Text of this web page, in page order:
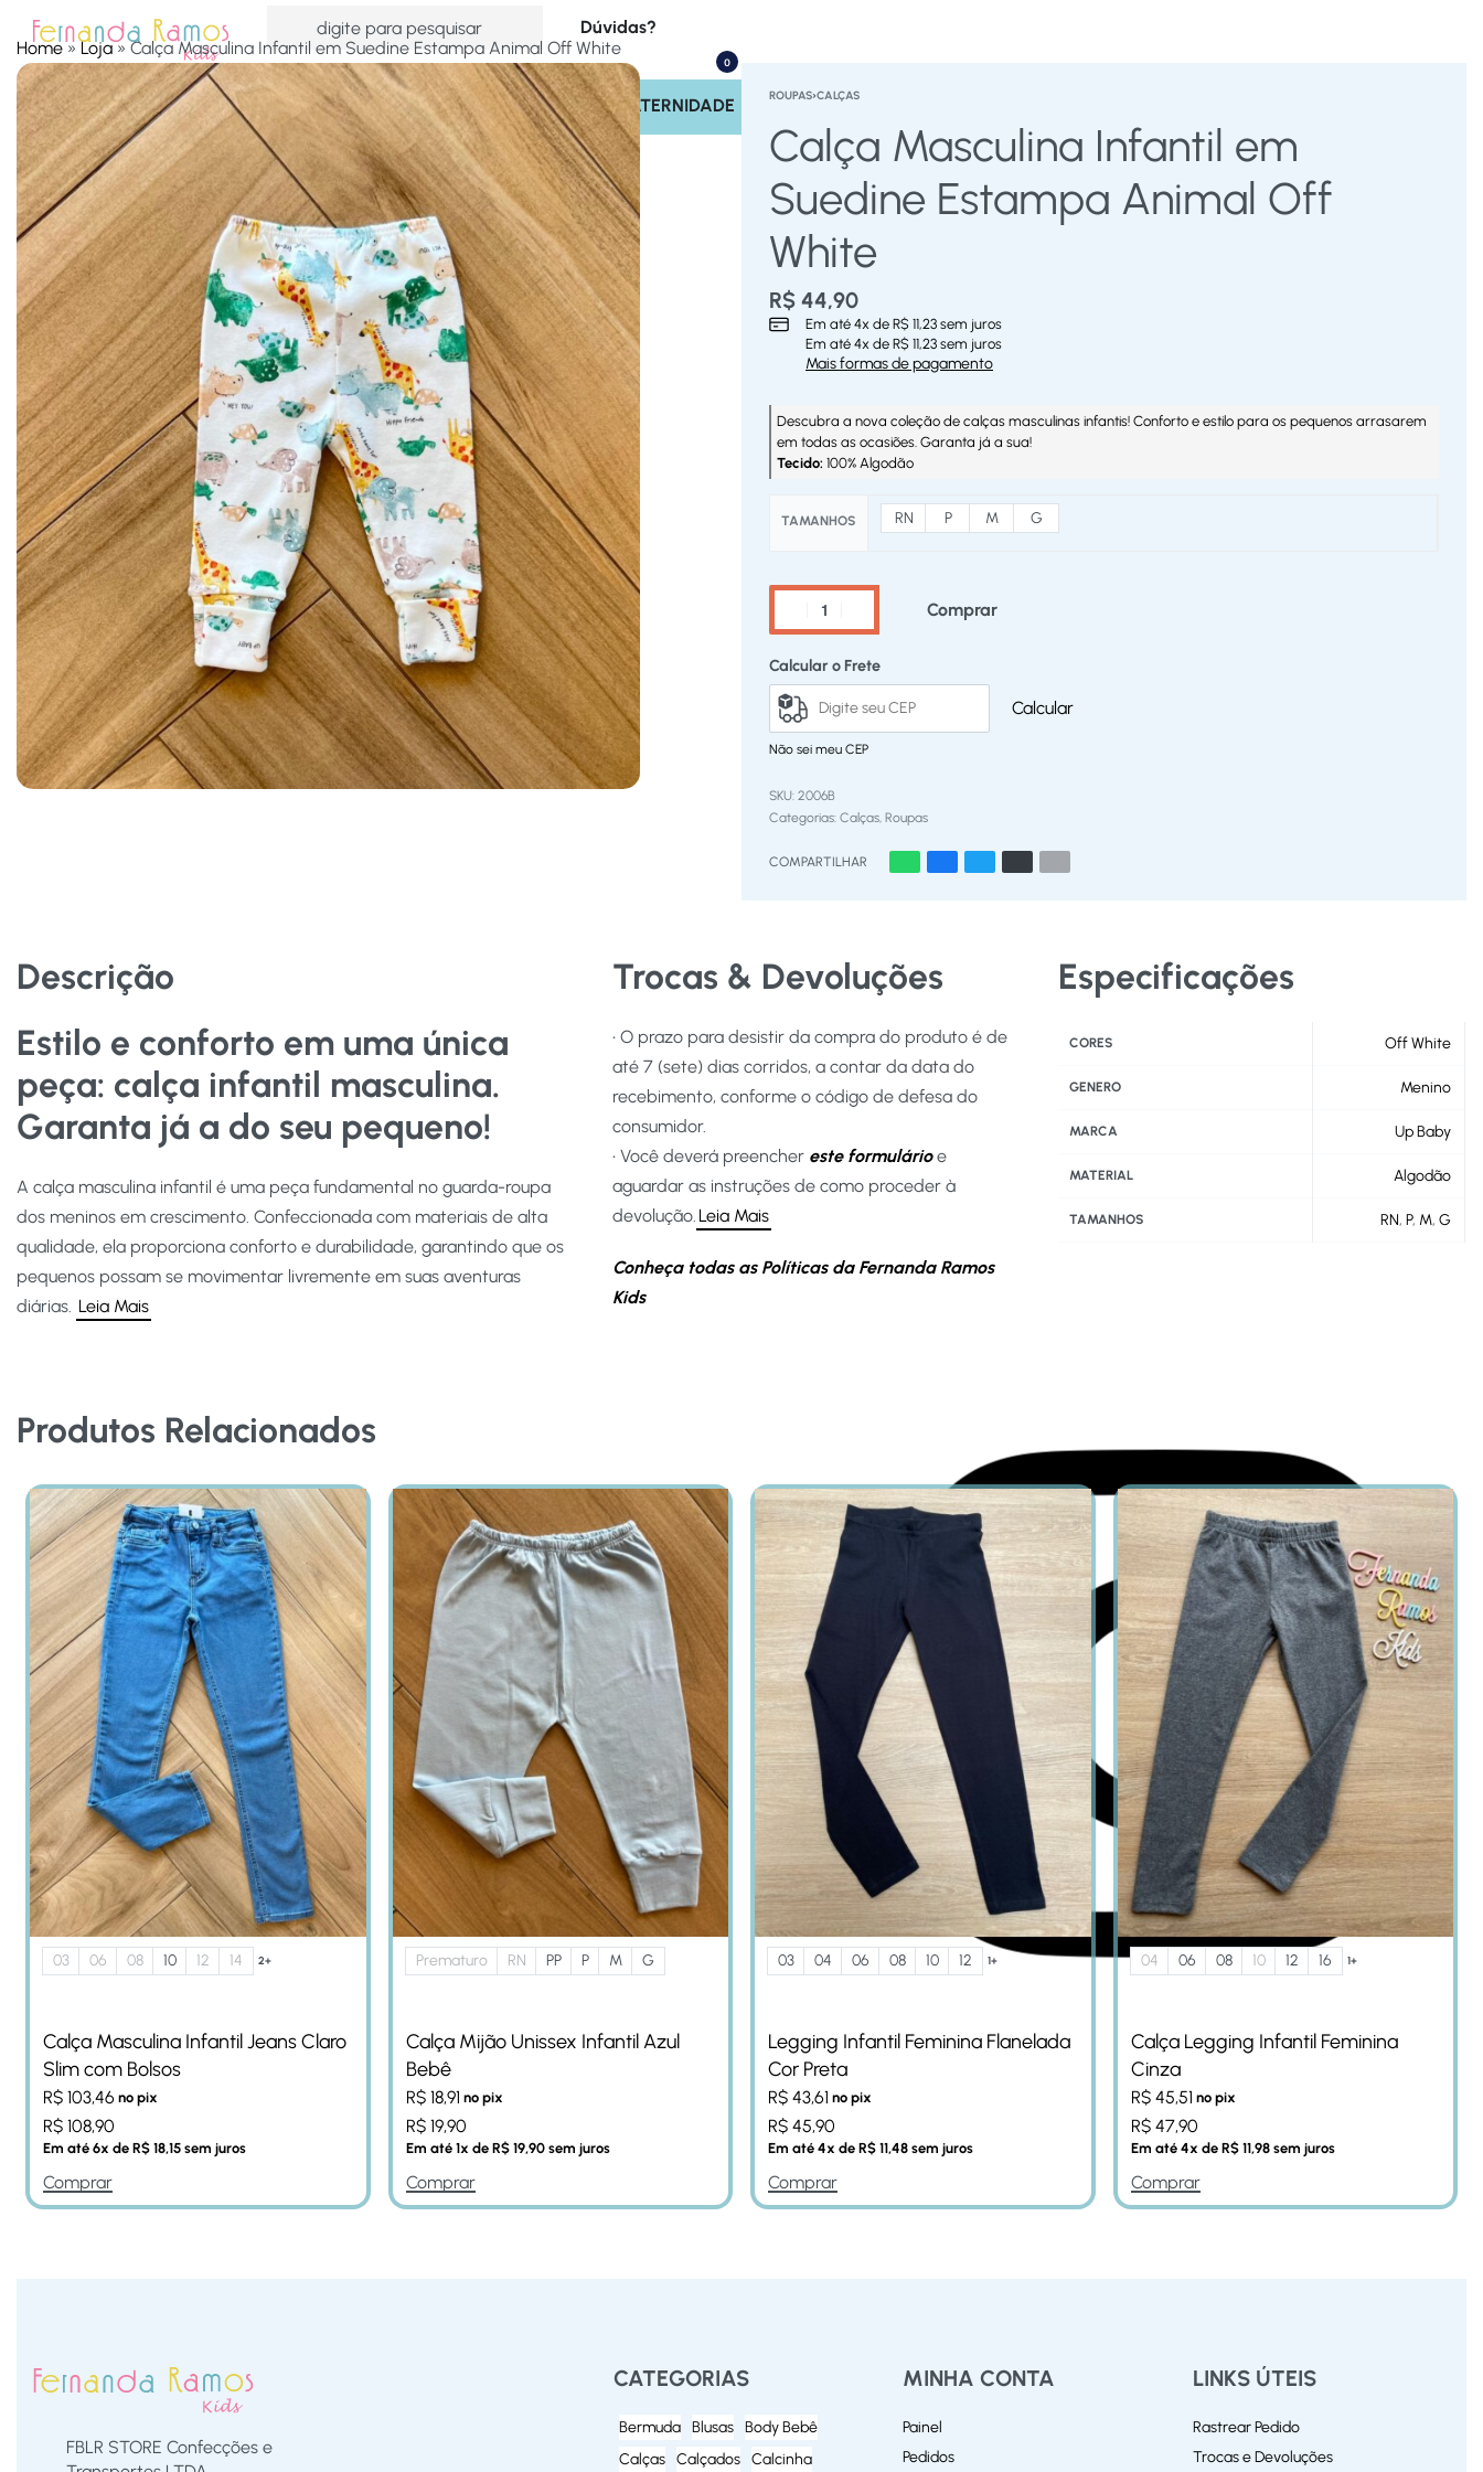
Dúvidas?
(17) 99713-4221
Rastrear Pedido
Políticas do Site
0
HOME OFERTAS ACESSÓRIOSMENINAS MENINOS SAÍDA MATERNIDADE
Home»Loja»Calça Masculina Infantil em Suedine Estampa Animal Off White
ROUPAS›CALÇAS
Calça Masculina Infantil em
Suedine Estampa Animal Off
White
R$ 44,90
Em até 4x de R$ 11,23 sem juros
Em até 4x de R$ 11,23 sem juros
Mais formas de pagamento
Descubra a nova coleção de calças masculinas infantis! Conforto e estilo para os pequenos arrasarem
em todas as ocasiões. Garanta já a sua!
Tecido: 100% Algodão
TAMANHOS RN P M G
Comprar
Calcular o Frete
Calcular
Não sei meu CEP
2006B
Categorias: Calças, Roupas
COMPARTILHAR
Descrição
Estilo e conforto em uma única
peça: calça infantil masculina.
Garanta já a do seu pequeno!
A calça masculina infantil é uma peça fundamental no guarda-roupa
dos meninos em crescimento. Confeccionada com materiais de alta
qualidade, ela proporciona conforto e durabilidade, garantindo que os
pequenos possam se movimentar livremente em suas aventuras
diárias. Leia Mais
Trocas & Devoluções
• O prazo para desistir da compra do produto é de
até 7 (sete) dias corridos, a contar da data do
recebimento, conforme o código de defesa do
consumidor.
• Você deverá preencher este formulárioe
aguardar as instruções de como proceder à
devolução. Leia Mais
Conheça todas as Políticas da Fernanda Ramos
Kids
Especificações
CORES Off White
GENERO Menino
MARCA Up Baby
MATERIAL Algodão
TAMANHOS RN,P, M,G
Produtos Relacionados
03 06 08 10 12 14 2+
Calça Masculina Infantil Jeans Claro
Slim com Bolsos
R$ 103,46 no pix
R$ 108,90
Em até 6x de R$ 18,15 sem juros
Comprar
Prematuro RN PP P M G
Calça Mijão Unissex Infantil Azul
Bebê
R$18,91 no pix
R$19,90
Em até 1x de R$19,90sem juros
Comprar
03 04 06 08 10 12 1+
Legging Infantil Feminina Flanelada
Cor Preta
R$ 43,61 no pix
R$ 45,90
Em até 4x de R$ 11,48 sem juros
Comprar
04 06 08 10 12 16 1+
Calça Legging Infantil Feminina
Cinza
R$45,51 no pix
R$47,90
Em até 4x de R$11,98sem juros
Comprar
FBLR STORE Confecções e
CATEGORIAS
Bermuda Blusas
Body Bebê
Calças
Calçados Calcinha
MINHA CONTA
Painel
Pedidos
LINKS ÚTEIS
Rastrear Pedido
Trocas e Devoluções